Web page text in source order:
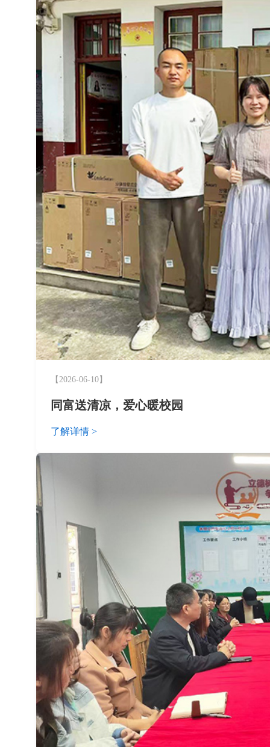
【2026-06-10】
同富送清凉，爱心暖校园
了解详情 >